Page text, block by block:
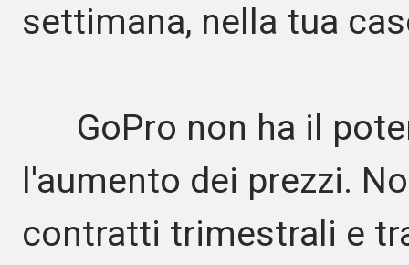
settimana, nella tua
GoPro non ha il
l'aumento dei prezzi.
contratti trimestrali e